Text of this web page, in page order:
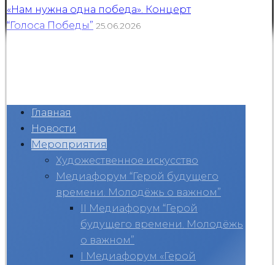
«Нам нужна одна победа». Концерт
“Голоса Победы” 25.06.2026
Главная
Новости
Мероприятия
Художественное искусство
Медиафорум “Герой будущего
времени. Молодёжь о важном”
II Медиафорум “Герой
будущего времени. Молодёжь
о важном”
I Медиафорум «Герой